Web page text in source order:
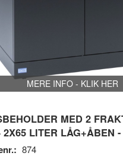
MERE INFO - KLIK HER
MED 2
2X65 LITER LÅG+ÅBEN
874